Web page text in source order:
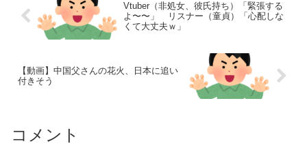
Vtuber（非処女、彼氏持ち）「緊張する
よ〜〜」 リスナー（童貞）「心配しな
くて大丈夫ｗ」
【動画】中国父さんの花火、日本に追い
付きそう
コメント